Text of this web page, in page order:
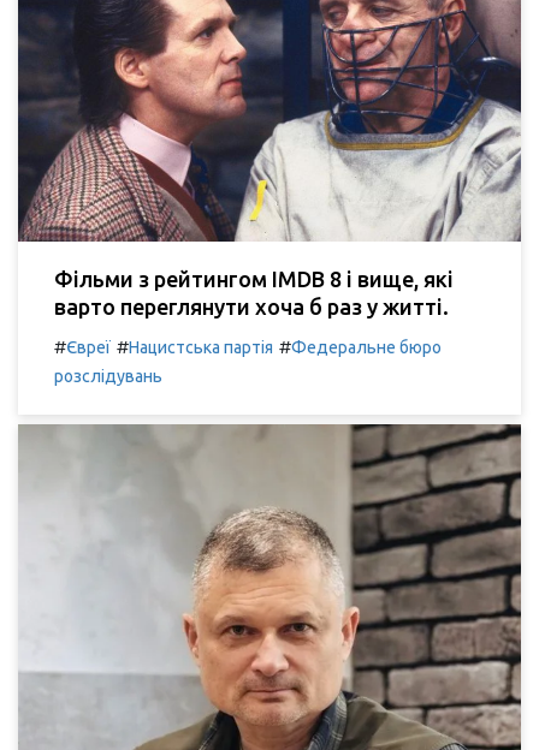
Фільми з рейтингом IMDB 8 і вище, які
варто переглянути хоча б раз у житті.
#Євреї #Нацистська партія #Федеральне бюро
розслідувань